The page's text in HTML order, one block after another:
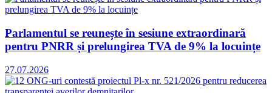
Parlamentul se reunește în sesiune extraordinară
pentru PNRR și prelungirea TVA de 9% la locuințe
27.07.2026